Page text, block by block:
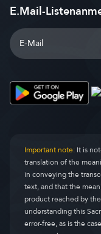
E.Mail-
Important note:It is
translation of the
in conveying the
text, and that the
product reached by
understanding this
error-free, as is the